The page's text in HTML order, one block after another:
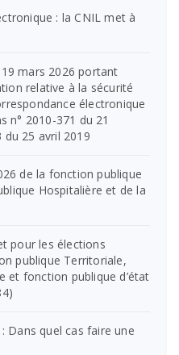
: la CNIL met à
mars 2026 portant
relative à la sécurité
électronique
n° 2010-371 du 21
du 25 avril 2019
de la fonction publique
Hospitalière et de la
pour les élections
publique Territoriale,
et fonction publique d’état
Dans quel cas faire une